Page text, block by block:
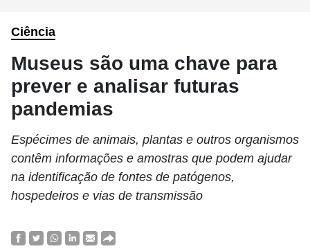
Ciência
Museus são uma chave para
prever e analisar futuras
pandemias
Espécimes de animais, plantas e outros organismos
contêm informações e amostras que podem ajudar
na identificação de fontes de patógenos,
hospedeiros e vias de transmissão